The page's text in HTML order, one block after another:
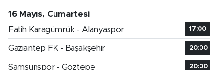
16 Mayıs, Cumartesi
Fatih Karagümrük - Alanyaspor
17:00
Gaziantep FK - Başakşehir 20:00
Samsunspor - Göztepe 20:00